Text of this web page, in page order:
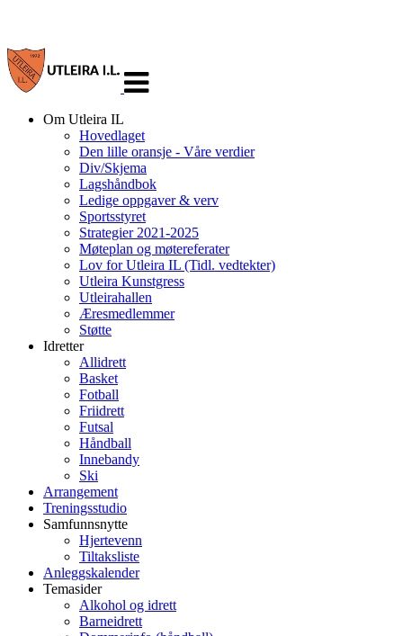
navigasjon
Om Utleira IL
Hovedlaget
Den lille oransje - Våre verdier
Div/Skjema
Lagshåndbok
Ledige oppgaver & verv
Sportsstyret
Strategier 2021-2025
Møteplan og møtereferater
Lov for Utleira IL (Tidl. vedtekter)
Utleira Kunstgress
Utleirahallen
Æresmedlemmer
Støtte
Idretter
Allidrett
Basket
Fotball
Friidrett
Futsal
Håndball
Innebandy
Ski
Arrangement
Treningsstudio
Samfunnsnytte
Hjertevenn
Tiltaksliste
Anleggskalender
Temasider
Alkohol og idrett
Barneidrett